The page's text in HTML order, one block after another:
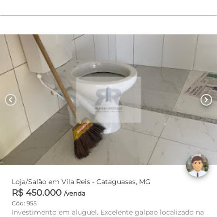
chevron_left chevron_right
Loja/Salão em Vila Reis - Cataguases, MG
R$ 450.000 /venda
Cód: 955
Investimento em aluguel. Excelente galpão localizado na